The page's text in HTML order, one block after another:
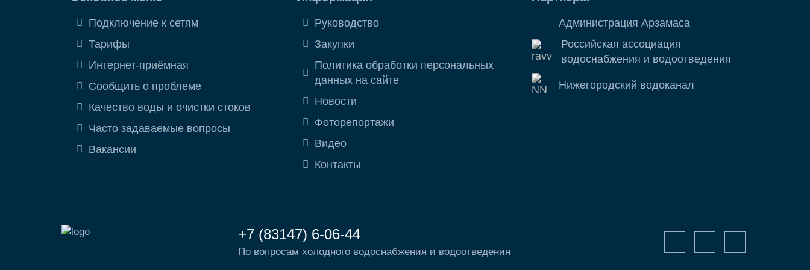
Подключение к сетям
Тарифы
Интернет-приёмная
Сообщить о проблеме
Качество воды и очистки стоков
Часто задаваемые вопросы
Вакансии
Руководство
Закупки
Политика обработки персональных
данных на сайте
Новости
Фоторепортажи
Видео
Контакты
Администрация Арзамаса
Российская ассоциация
водоснабжения и водоотведения
Нижегородский водоканал
+7 (83147) 6-06-44
По вопросам холодного водоснабжения и водоотведения